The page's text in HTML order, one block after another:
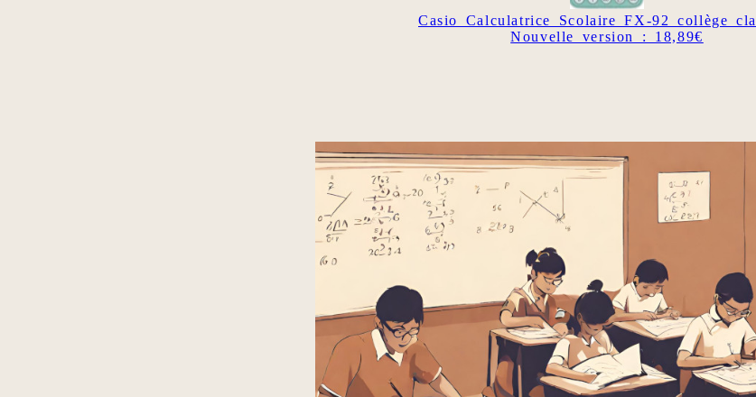
Casio Calculatrice Scolaire FX-92 collège
Nouvelle version : 18,89€